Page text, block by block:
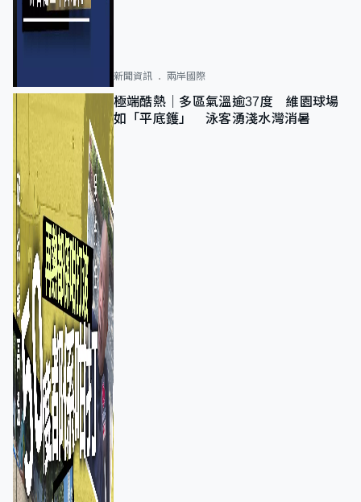
新聞資訊 兩岸國際
極端酷熱｜多區氣溫逾37度 維園球場
如「平底鑊」 泳客湧淺水灣消暑